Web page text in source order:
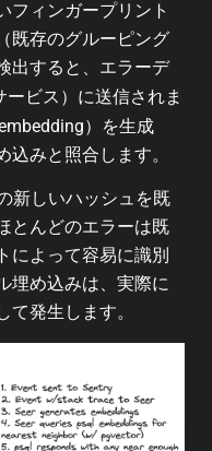
フィンガープリント
既存のグルーピング
出すると、エラーデ
ービス）に送信されま
）を生成
みと照合します。
新しいハッシュを既
とんどのエラーは既
によって容易に識別
埋め込みは、実際に
発生します。